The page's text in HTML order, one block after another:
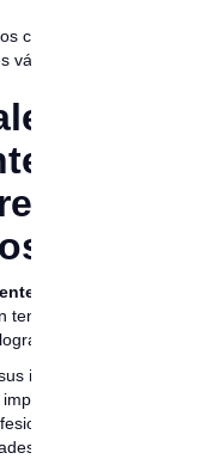
como
válidas.
y
factura
ingresos.
ante